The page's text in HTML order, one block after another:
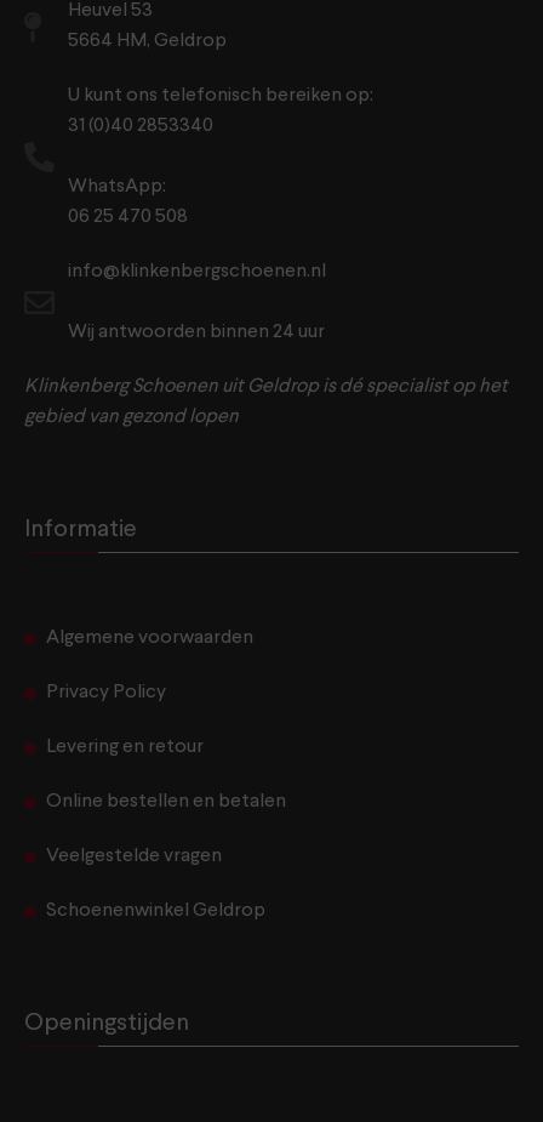
Heuvel 53
5664 HM, Geldrop
U kunt ons telefonisch bereiken op:
31 (0)40 2853340
WhatsApp:
06 25 470 508
info@klinkenbergschoenen.nl
Wij antwoorden binnen 24 uur
Klinkenberg Schoenen uit Geldrop is dé specialist op het
gebied van gezond lopen
Informatie
Algemene voorwaarden
Privacy Policy
Levering en retour
Online bestellen en betalen
Veelgestelde vragen
Schoenenwinkel Geldrop
Openingstijden